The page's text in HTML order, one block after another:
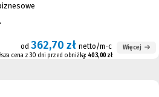
od 362,70 zł netto/m-c
cena z 30 dni przed obniżką: 403,00 zł
Więcej